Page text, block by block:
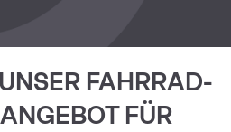
FAHRRAD-
FÜR